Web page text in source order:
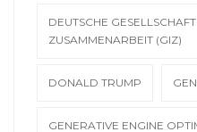
DEUTSCHE
ZUSAMMENARBEIT (GIZ)
DONALD TRUMP
GENERATIVE ENGINE